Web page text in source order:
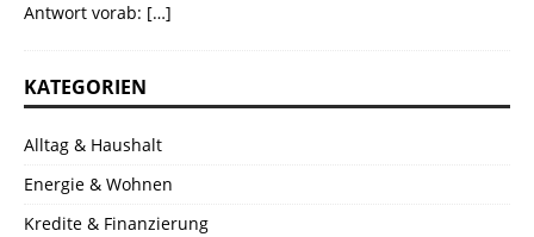
Antwort vorab: […]
KATEGORIEN
Alltag & Haushalt
Energie & Wohnen
Kredite & Finanzierung